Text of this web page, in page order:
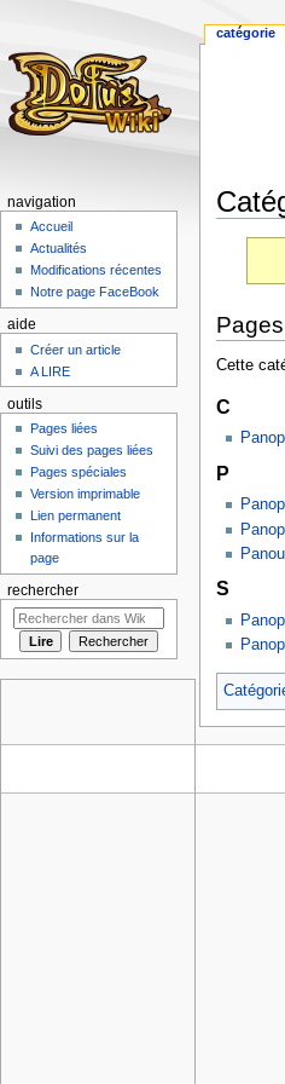
navigation
recherche
Cette
C
P
S
catégorie
navigation
Accueil
Actualités
Modifications récentes
Notre page FaceBook
aide
Créer un article
A LIRE
outils
Pages liées
Suivi des pages liées
Pages spéciales
Version imprimable
Lien permanent
Informations sur la
page
rechercher